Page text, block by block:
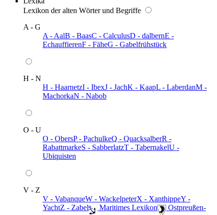
Lexikon der alten Wörter und Begriffe
A - G
A - AalB - BaasC - CalculusD - dalbernE -
EchauffierenF - FäheG - Gabelfrühstück
H - N
H - HaarnetzI - IbexJ - JachK - KaapL - LaberdanM -
MachorkaN - Nabob
O - U
O - ObersP - PachulkeQ - QuacksalberR -
RabattmarkeS - SabberlatzT - TabernakelU -
Ubiquisten
V - Z
V - VabanqueW - WackelpeterX - XanthippeY -
YachtZ - Zabel ️ Maritimes Lexikon
️ Ostpreußen-